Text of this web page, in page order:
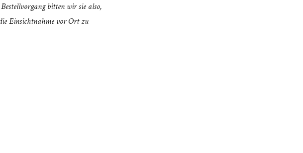
bitten wir sie also,
Einsichtnahme vor Ort zu